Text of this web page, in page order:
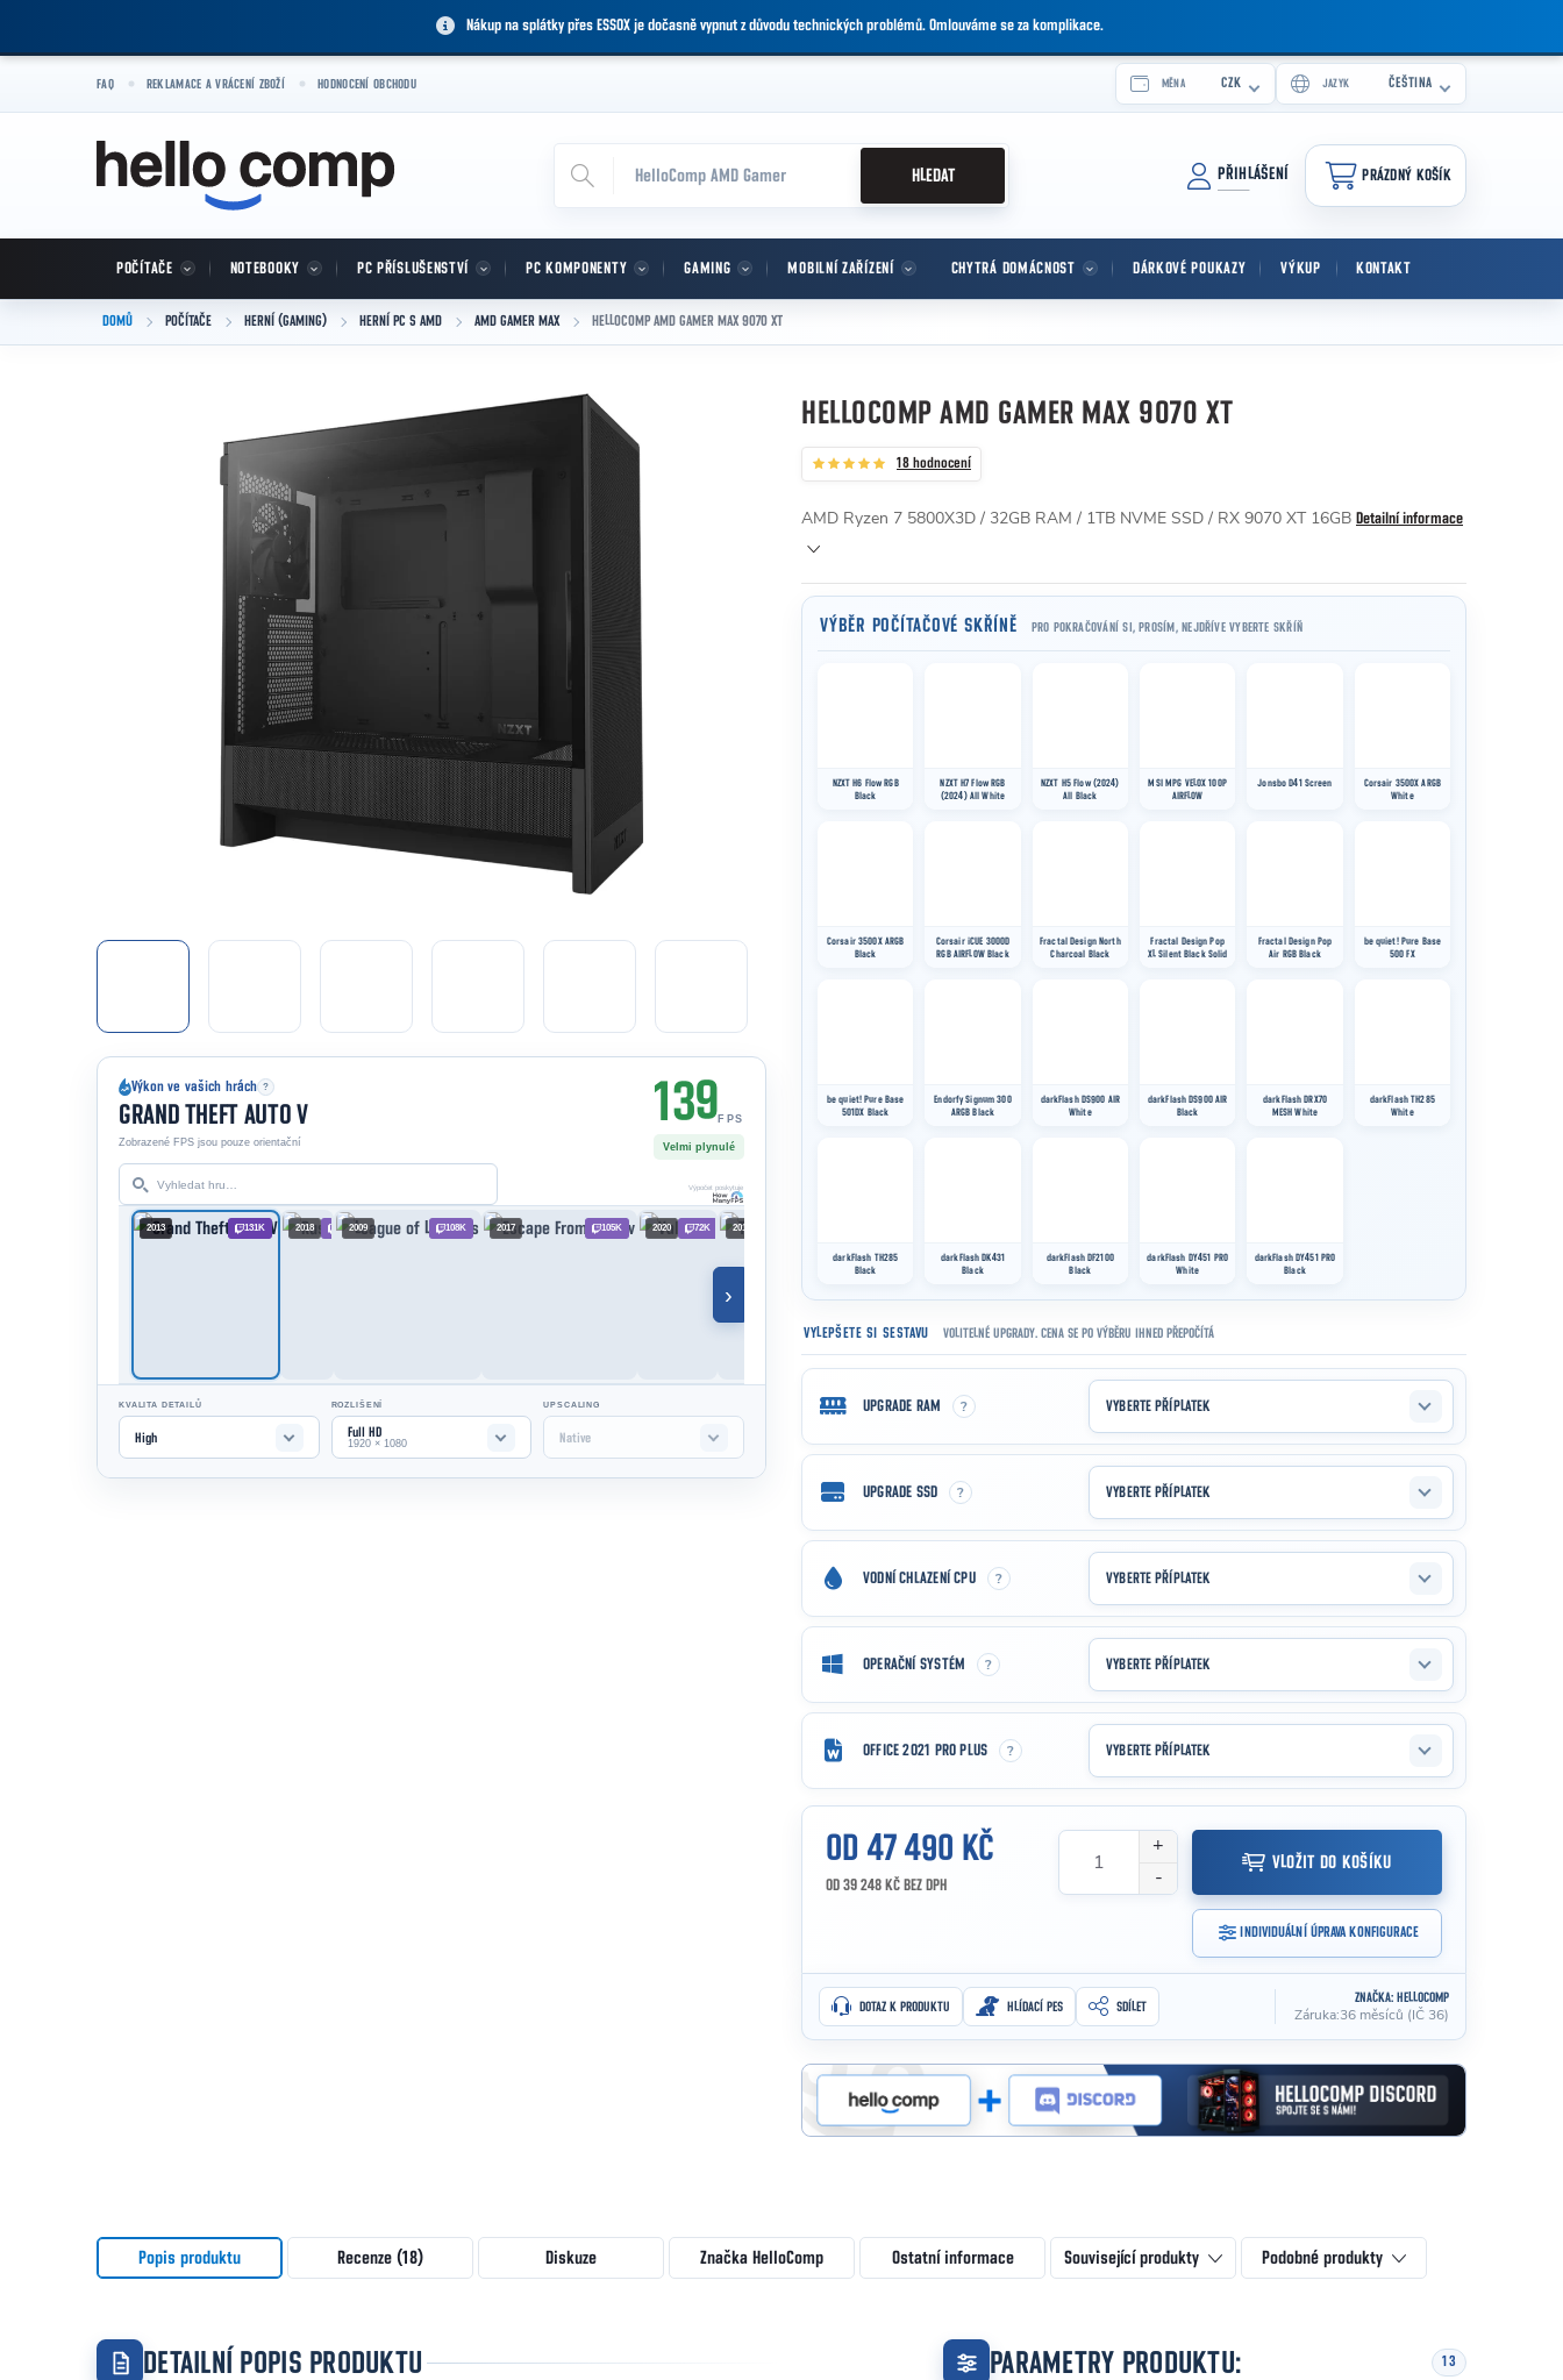
Nákup na splátky přes ESSOX je dočasně vypnut z důvodu technických problémů. Omlouváme se za komplikace.
FAQ REKLAMACE A VRÁCENÍ ZBOŽÍ HODNOCENÍ OBCHODU MĚNA CZK JAZYK ČEŠTINA
HLEDAT PŘIHLÁŠENÍ
NÁKUPNÍ KOŠÍK
PRÁZDNÝ KOŠÍK
POČÍTAČE NOTEBOOKY PC PŘÍSLUŠENSTVÍ PC KOMPONENTY GAMING MOBILNÍ ZAŘÍZENÍ CHYTRÁ DOMÁCNOST DÁRKOVÉ POUKAZY VÝKUP KONTAKT
DOMŮ POČÍTAČE HERNÍ (GAMING) HERNÍ PC S AMD AMD GAMER MAX HELLOCOMP AMD GAMER MAX 9070 XT
Výkon ve vašich hrách ?
GRAND THEFT AUTO V
Zobrazené FPS jsou pouze orientační
139FPS
Velmi plynulé
Výpočet poskytuje
2013 131K 2018 118K2009 108K 2017 105K 2020 72K 2015
›
KVALITA DETAILŮ
High
ROZLIŠENÍ
Full HD
1920 × 1080
UPSCALING
Native
HELLOCOMP AMD GAMER MAX 9070 XT
18 hodnocení
AMD Ryzen 7 5800X3D / 32GB RAM / 1TB NVME SSD / RX 9070 XT 16GB Detailní informace
VÝBĚR POČÍTAČOVÉ SKŘÍNĚ PRO POKRAČOVÁNÍ SI, PROSÍM, NEJDŘÍVE VYBERTE SKŘÍŇ
VYLEPŠETE SI SESTAVU VOLITELNÉ UPGRADY. CENA SE PO VÝBĚRU IHNED PŘEPOČÍTÁ
UPGRADE RAM ? VYBERTE PŘÍPLATEK
UPGRADE SSD ? VYBERTE PŘÍPLATEK
VODNÍ CHLAZENÍ CPU ? VYBERTE PŘÍPLATEK
OPERAČNÍ SYSTÉM ? VYBERTE PŘÍPLATEK
OFFICE 2021 PRO PLUS ? VYBERTE PŘÍPLATEK
OD 47 490 KČ
OD 39 248 KČ BEZ DPH
VLOŽIT DO KOŠÍKU
INDIVIDUÁLNÍ ÚPRAVA KONFIGURACE
DOTAZ K PRODUKTU HLÍDACÍ PES SDÍLET
ZNAČKA: HELLOCOMP
Záruka:36 měsíců (IČ 36)
Popis produktu Recenze (18) Diskuze Značka HelloComp Ostatní informace Související produkty Podobné produkty
DETAILNÍ POPIS PRODUKTU PARAMETRY PRODUKTU: 13